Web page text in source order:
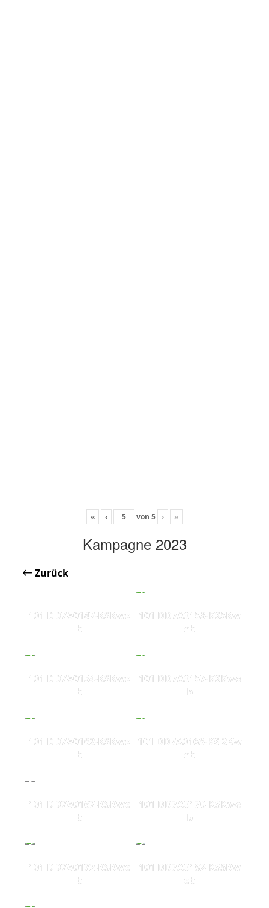
« ‹ von 5 › »
Kampagne 2023
Zurück
101 DD7A0147-KSKwe
b
101 DD7A0153-KS5Kw
eb
101 DD7A0154-KSKwe
b
101 DD7A0157-KSKwe
b
101 DD7A0162-KSKwe
b
101 DD7A0166-KS 2Kw
eb
101 DD7A0167-KSKwe
b
101 DD7A0170-KSKwe
b
101 DD7A0172-KSKwe
b
101 DD7A0182-KS5Kw
eb